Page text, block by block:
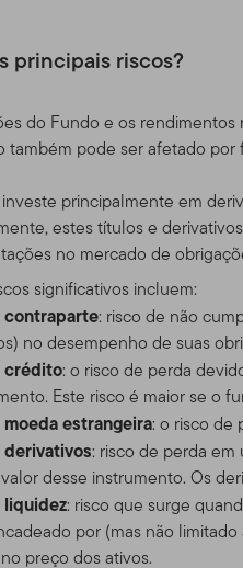
principais riscos?
do Fundo e os
também pode ser afetado
principalmente em
estes títulos e
no mercado de
significativos incluem:
contraparte: risco de não
no desempenho de suas
crédito: o risco de perda
Este risco é maior se o
estrangeira: o risco de
derivativos: risco de perda
desse instrumento. Os
liquidez: risco que surge
por (mas não
preço dos ativos.
não é de forma alguma
legalmente disponíveis
ou qualquer outro produto
compra ou venda seja
uma das restrições de
particular.
Uso
Uso pessoal.Esse Site
acordado condições
Esse site é dirigido a
Templeton, e que morem
que residam fora dos
próprio risco e iniciativa, e